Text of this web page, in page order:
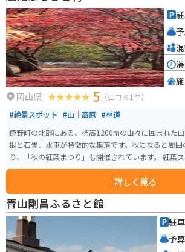
スポットが多いため、ツーリングの拠点としても最適です。 鳥取
世紀梨や松葉がになどの名産品で知られています。
店でも、これらの特産品を使った料理やお土産が販売
ますので、ぜひ味わってみてください。
岡山県 5 （口コミ1件）
#絶景スポット #山｜高原 #林道
鏡野町の北部にある、標高1200mの山々に囲まれた
根と石畳、水車が特徴的な集落です。秋になると周
り、「秋の紅葉まつり」も開催されています。 紅葉スポットへ向かうまでの
道で、すれ違いのできない箇所もあるため、車で訪
しすぎなどの運転には十分お気をつけください。バイ
ません。
詳しく見る
青山剛昌ふるさと館
駐
予